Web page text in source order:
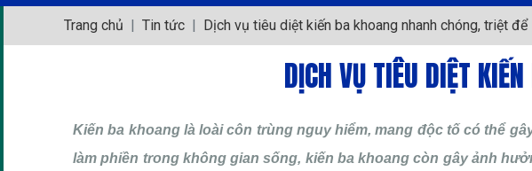
Trang chủ Tin tức Dịch vụ tiêu diệt kiến ba khoang nhanh chóng, triệt để
DỊCH VỤ TIÊU DIỆT
Kiến ba khoang là loài côn trùng nguy hiểm, mang độc tố có thể
làm phiền trong không gian sống, kiến ba khoang còn gây ảnh